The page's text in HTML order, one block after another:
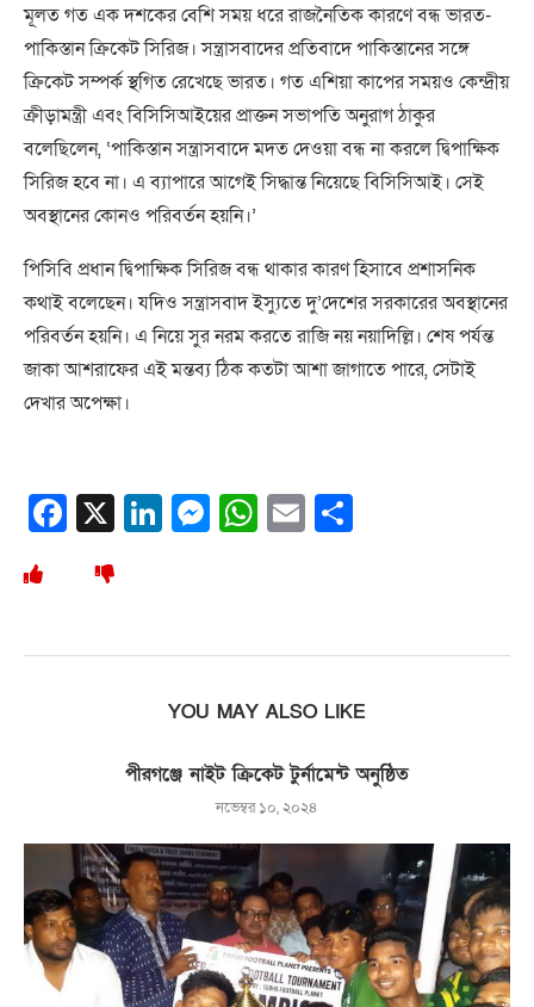
মূলত গত এক দশকের বেশি সময় ধরে রাজনৈতিক কারণে বন্ধ ভারত-
পাকিস্তান ক্রিকেট সিরিজ। সন্ত্রাসবাদের প্রতিবাদে পাকিস্তানের সঙ্গে
ক্রিকেট সম্পর্ক স্থগিত রেখেছে ভারত। গত এশিয়া কাপের সময়ও কেন্দ্রীয়
ক্রীড়ামন্ত্রী এবং বিসিসিআইয়ের প্রাক্তন সভাপতি অনুরাগ ঠাকুর
বলেছিলেন, ‘পাকিস্তান সন্ত্রাসবাদে মদত দেওয়া বন্ধ না করলে দ্বিপাক্ষিক
সিরিজ হবে না। এ ব্যাপারে আগেই সিদ্ধান্ত নিয়েছে বিসিসিআই। সেই
অবস্থানের কোনও পরিবর্তন হয়নি।’
পিসিবি প্রধান দ্বিপাক্ষিক সিরিজ বন্ধ থাকার কারণ হিসাবে প্রশাসনিক
কথাই বলেছেন। যদিও সন্ত্রাসবাদ ইস্যুতে দু’দেশের সরকারের অবস্থানের
পরিবর্তন হয়নি। এ নিয়ে সুর নরম করতে রাজি নয় নয়াদিল্লি। শেষ পর্যন্ত
জাকা আশরাফের এই মন্তব্য ঠিক কতটা আশা জাগাতে পারে, সেটাই
দেখার অপেক্ষা।
Facebook
X LinkedIn
Messenger
WhatsApp
Email
YOU MAY ALSO LIKE
পীরগঞ্জে নাইট ক্রিকেট টুর্নামেন্ট অনুষ্ঠিত
নভেম্বর ১০, ২০২৪